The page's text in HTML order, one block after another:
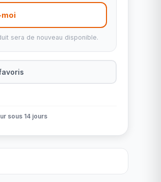
moi
sera de nouveau disponible.
sous 14 jours